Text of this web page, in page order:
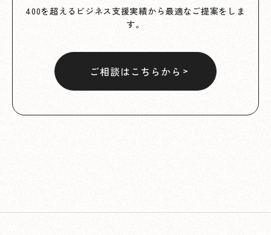
400を超えるビジネス支援実績から最適なご提案をしま
す。
ご相談はこちらから